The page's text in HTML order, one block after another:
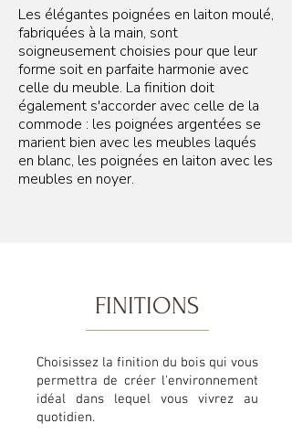
Les élégantes poignées en laiton moulé,
fabriquées à la main, sont
soigneusement choisies pour que leur
forme soit en parfaite harmonie avec
celle du meuble. La finition doit
également s'accorder avec celle de la
commode : les poignées argentées se
marient bien avec les meubles laqués
en blanc, les poignées en laiton avec les
meubles en noyer.
FINITIONS
Choisissez la finition du bois qui vous
permettra de créer l'environnement
idéal dans lequel vous vivrez au
quotidien.